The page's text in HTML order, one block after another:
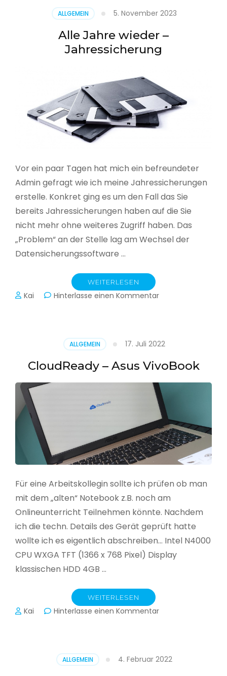
ALLGEMEIN 5. November 2023
Alle Jahre wieder –
Jahressicherung
Vor ein paar Tagen hat mich ein befreundeter
Admin gefragt wie ich meine Jahressicherungen
erstelle. Konkret ging es um den Fall das Sie
bereits Jahressicherungen haben auf die Sie
nicht mehr ohne weiteres Zugriff haben. Das
„Problem“ an der Stelle lag am Wechsel der
Datensicherungssoftware …
WEITERLESEN
Kai Hinterlasse einen Kommentarzu
Jahressicherung
ALLGEMEIN 17. Juli 2022
CloudReady – Asus VivoBook
Für eine Arbeitskollegin sollte ich prüfen ob man
mit dem „alten“ Notebook z.B. noch am
Onlineunterricht Teilnehmen könnte. Nachdem
ich die techn. Details des Gerät geprüft hatte
wollte ich es eigentlich abschreiben… Intel N4000
CPU WXGA TFT (1366 x 768 Pixel) Display
klassischen HDD 4GB …
WEITERLESEN
Kai Hinterlasse einen Kommentarzu
ALLGEMEIN 4. Februar 2022